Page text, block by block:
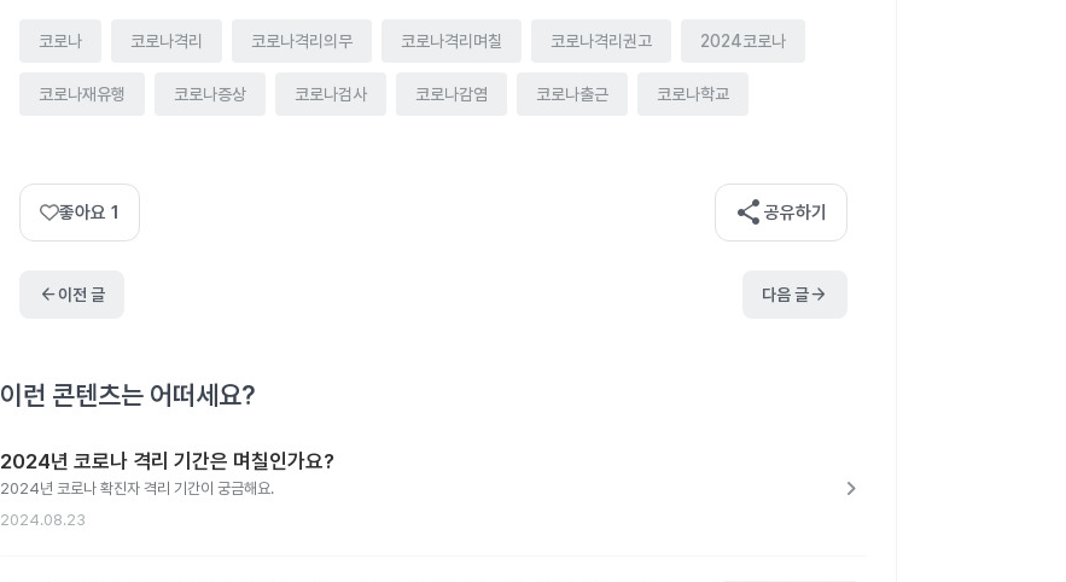
코로나 코로나격리 코로나격리의무 코로나격리며칠 코로나격리권고 2024코로나
코로나재유행 코로나증상 코로나검사 코로나감염 코로나출근 코로나학교
좋아요 1 share 공유하기
arrow_back이전 글 다음 글arrow_forward
이런 콘텐츠는 어떠세요?
2024년 코로나 격리 기간은 며칠인가요?
2024년 코로나 확진자 격리 기간이 궁금해요.
2024.08.23
chevron_right